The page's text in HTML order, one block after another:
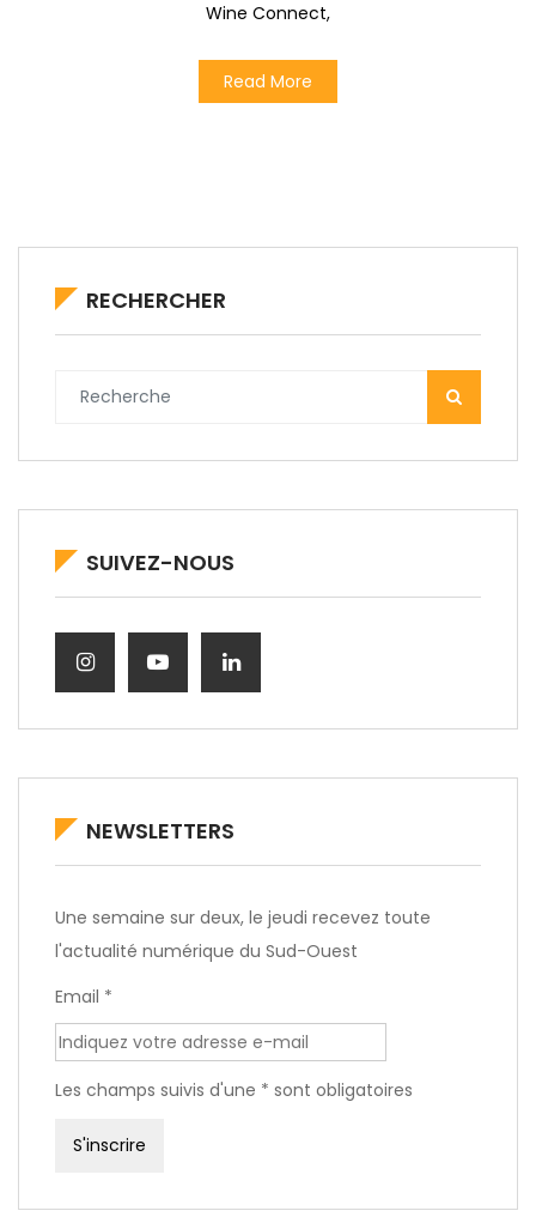
Wine Connect,
Read More
RECHERCHER
SUIVEZ-NOUS
NEWSLETTERS
Une semaine sur deux, le jeudi recevez toute
l'actualité numérique du Sud-Ouest
Email *
Les champs suivis d'une * sont obligatoires